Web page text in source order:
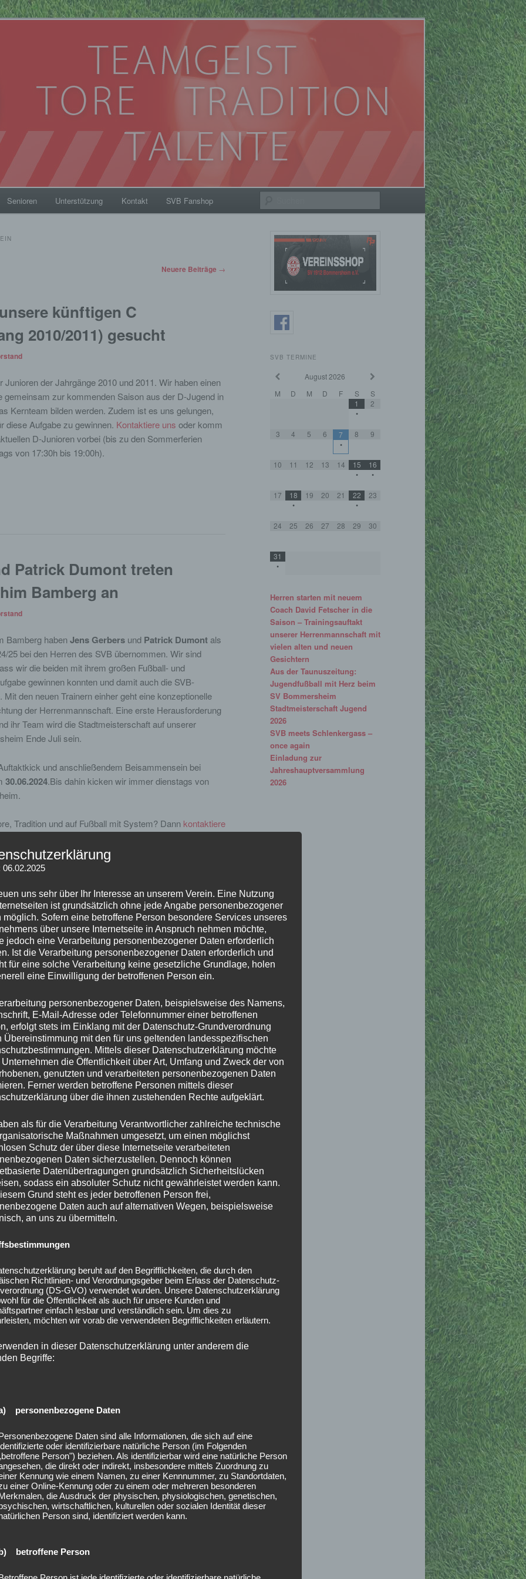
1912
Senioren Unterstützung Kontakt SVB Fanshop
Neuere Beiträge →
künftigen C
2010/2011) gesucht
der Jahrgänge 2010 und 2011. Wir haben einen
gemeinsam zur kommenden Saison aus der D-Jugend in
Kernteam bilden werden. Zudem ist es uns gelungen,
diese Aufgabe zu gewinnen. Kontaktiere uns oder komm
D-Junioren vorbei (bis zu den Sommerferien
von 17:30h bis 19:00h).
Patrick Dumont treten
Bamberg an
Bamberg haben Jens Gerbers und Patrick Dumont als
25 bei den Herren des SVB übernommen. Wir sind
wir die beiden mit ihrem großen Fußball- und
gewinnen konnten und damit auch die SVB-
den neuen Trainern einher geht eine konzeptionelle
der Herrenmannschaft. Eine erste Herausforderung
ihr Team wird die Stadtmeisterschaft auf unserer
Ende Juli sein.
und anschließendem Beisammensein bei
30.06.2024.Bis dahin kicken wir immer dienstags von
Tradition und auf Fußball mit System? Dann kontaktiere
oder schaue bei uns im Training vorbei. Aktuell
unsere Herrenmannschaft für die neue Saison.
Rekordcoach Achim
erfolgreichen
Jahre unermüdlichen Einsatz für den SVB. Vor unserem
Nachbarn FC Weißkirchen wurden Coach Bamberg
ihres Zeichens Socialmediabeauftragte beim SVB,
Klaus Hallert und Alex Simon verabschiedet. In
Achim Bamberg 255 Punkte für den SVB ergattern und
letzte Saison in der Diaspora in Weißkirchen
des Generali Cups und der
große Unterstützung aus dem Kreise der Familie
der wir uns herzlich für die Betreuung unserer
die Pflege unserer Socialmediaauftritte bedanken
die immer für den SVB da war. Wir wünschen der
Zukunft und freuen uns euch auf unserer neuen
SVB TERMINE
August2026
M
D M D F S
S
1
•
2
3 4 5 6 7
•
8 9
10 11 12 13 14 15
•
16
•
17 18
•
19 20 21 22
•
23
24 25 26 27 28 29 30
31
•
Herren starten mit neuem
Coach David Fetscher in die
Saison – Trainingsauftakt
unserer Herrenmannschaft mit
vielen alten und neuen
Gesichtern
Aus der Taunuszeitung:
Jugendfußball mit Herz beim
SV Bommersheim
Stadtmeisterschaft Jugend
2026
SVB meets Schlenkergass –
once again
Einladung zur
Jahreshauptversammlung
2026
06.02.2025
uns sehr über Ihr Interesse an unserem Verein. Eine Nutzung
ist grundsätzlich ohne jede Angabe personenbezogener
möglich. Sofern eine betroffene Person besondere Services unseres
über unsere Internetseite in Anspruch nehmen möchte,
jedoch eine Verarbeitung personenbezogener Daten erforderlich
Ist die Verarbeitung personenbezogener Daten erforderlich und
für eine solche Verarbeitung keine gesetzliche Grundlage, holen
eine Einwilligung der betroffenen Person ein.
personenbezogener Daten, beispielsweise des Namens,
E-Mail-Adresse oder Telefonnummer einer betroffenen
erfolgt stets im Einklang mit der Datenschutz-Grundverordnung
Übereinstimmung mit den für uns geltenden landesspezifischen
Mittels dieser Datenschutzerklärung möchte
Unternehmen die Öffentlichkeit über Art, Umfang und Zweck der von
genutzten und verarbeiteten personenbezogenen Daten
Ferner werden betroffene Personen mittels dieser
über die ihnen zustehenden Rechte aufgeklärt.
als für die Verarbeitung Verantwortlicher zahlreiche technische
Maßnahmen umgesetzt, um einen möglichst
Schutz der über diese Internetseite verarbeiteten
Daten sicherzustellen. Dennoch können
Datenübertragungen grundsätzlich Sicherheitslücken
sodass ein absoluter Schutz nicht gewährleistet werden kann.
Grund steht es jeder betroffenen Person frei,
Daten auch auf alternativen Wegen, beispielsweise
an uns zu übermitteln.
beruht auf den Begrifflichkeiten, die durch den
Richtlinien- und Verordnungsgeber beim Erlass der Datenschutz-
(DS-GVO) verwendet wurden. Unsere Datenschutzerklärung
für die Öffentlichkeit als auch für unsere Kunden und
einfach lesbar und verständlich sein. Um dies zu
möchten wir vorab die verwendeten Begrifflichkeiten erläutern.
in dieser Datenschutzerklärung unter anderem die
Begriffe:
personenbezogene Daten
Daten sind alle Informationen, die sich auf eine
oder identifizierbare natürliche Person (im Folgenden
Person") beziehen. Als identifizierbar wird eine natürliche Person
die direkt oder indirekt, insbesondere mittels Zuordnung zu
Kennung wie einem Namen, zu einer Kennnummer, zu Standortdaten,
einer Online-Kennung oder zu einem oder mehreren besonderen
die Ausdruck der physischen, physiologischen, genetischen,
wirtschaftlichen, kulturellen oder sozialen Identität dieser
Person sind, identifiziert werden kann.
betroffene Person